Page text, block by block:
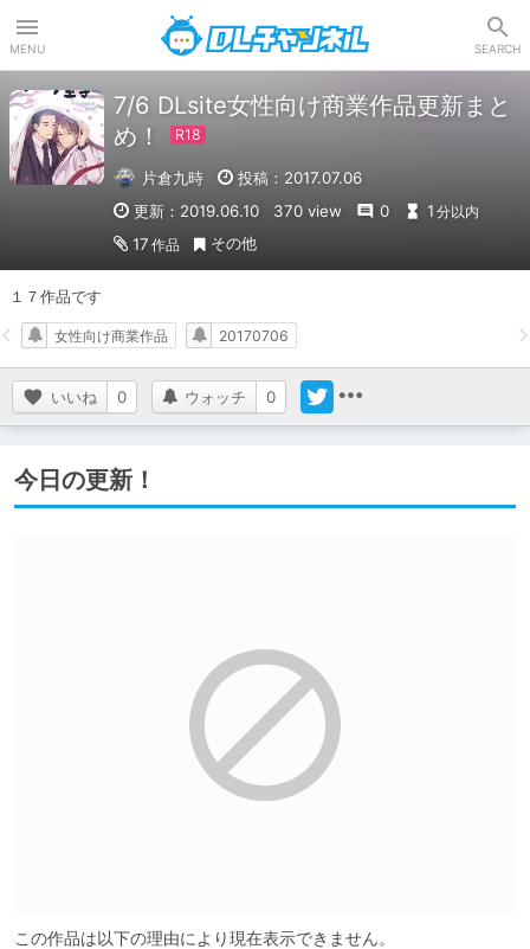
MENU SEARCH
7/6 DLsite女性向け商業作品更新まと
め！
片倉九時
投稿：2017.07.06
更新：2019.06.10
370 view 0 1 分以内
17 作品 その他
１７作品です
いいね 0 ウォッチ 0
女性向け商業作品 20170706
今日の更新！
この作品は以下の理由により現在表示できません。